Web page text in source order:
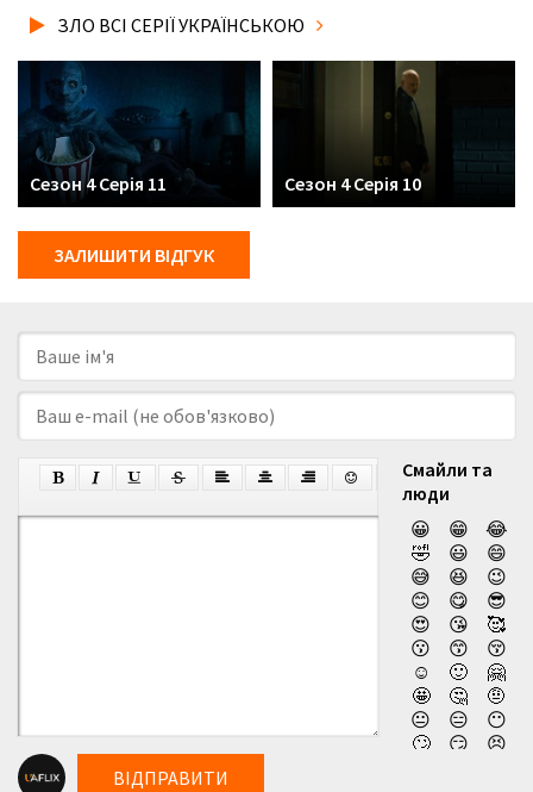
емпіричний підхід, що часто суперечить
друзям, де Ви дивились нову 10 серію 4 сезону серіалу Зло
українською мовою, у хорошій hd якості та з українськими
субтитрами!
ЗЛО ВСІ СЕРІЇ УКРАЇНСЬКОЮ
Сезон 4 Серія 11 Сезон 4 Серія 10
ЗАЛИШИТИ ВІДГУК
Смайли та
люди
😀
😁
😂
🤣
😃
😄
😅
😆
😉
😊
😋
😎
😍
😘
🥰
😗
😙
😚
☺️
🙂
🤗
🤩
🤔
🤨
😐
😑
😶
🙄
😏
😣
ВІДПРАВИТИ